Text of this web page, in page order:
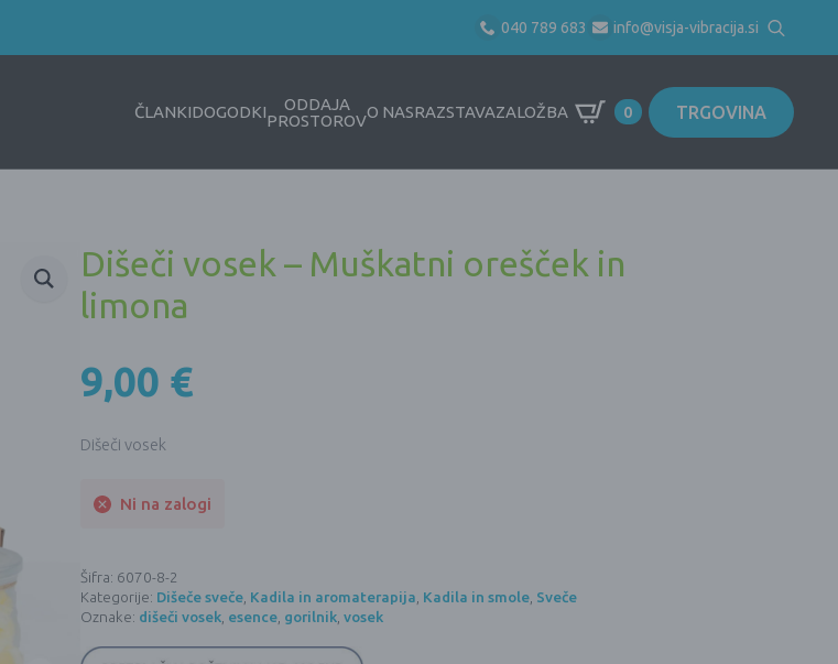
040 789 683 info@visja-vibracija.si
Search
for:
ČLANKIDOGODKI
ODDAJA
PROSTOROVO NASRAZSTAVAZALOŽBA 0 TRGOVINA
Dišeči vosek – Muškatni orešček in
limona
9,00 €
Dišeči vosek
Ni na zalogi
Šifra: 6070-8-2
Kategorije: Dišeče sveče, Kadila in aromaterapija, Kadila in smole, Sveče
Oznake: dišeči vosek, esence, gorilnik, vosek